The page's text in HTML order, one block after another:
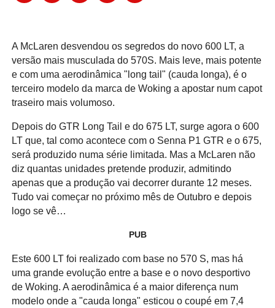
A McLaren desvendou os segredos do novo 600 LT, a
versão mais musculada do 570S. Mais leve, mais potente
e com uma aerodinâmica "long tail" (cauda longa), é o
terceiro modelo da marca de Woking a apostar num capot
traseiro mais volumoso.
Depois do GTR Long Tail e do 675 LT, surge agora o 600
LT que, tal como acontece com o Senna P1 GTR e o 675,
será produzido numa série limitada. Mas a McLaren não
diz quantas unidades pretende produzir, admitindo
apenas que a produção vai decorrer durante 12 meses.
Tudo vai começar no próximo mês de Outubro e depois
logo se vê…
PUB
Este 600 LT foi realizado com base no 570 S, mas há
uma grande evolução entre a base e o novo desportivo
de Woking. A aerodinâmica é a maior diferença num
modelo onde a "cauda longa" esticou o coupé em 7,4